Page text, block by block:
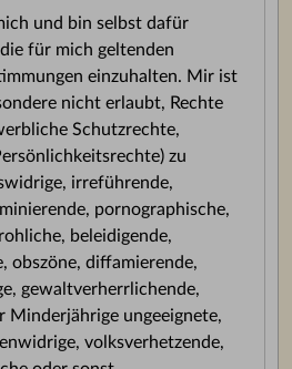
und bin selbst dafür
für mich geltenden
einzuhalten. Mir ist
nicht erlaubt, Rechte
Schutzrechte,
zu
irreführende,
pornographische,
beleidigende,
obszöne, diffamierende,
gewaltverherrlichende,
Minderjährige ungeeignete,
volksverhetzende,